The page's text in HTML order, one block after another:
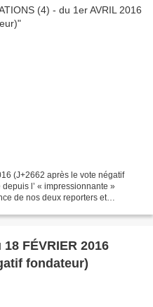
(J+2662 après le vote négatif
l’ « impressionnante »
de nos deux reporters et
FÉVRIER 2016
fondateur)